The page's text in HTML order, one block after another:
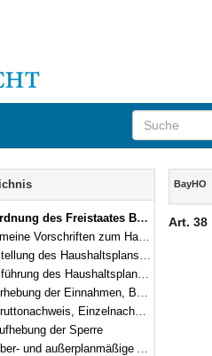
Haushaltsordnung – BayHO) Vom 8. Dezember 1971 (BayRS IV S. 664) BayRS 630-1-F (Art. 1–117)
zum Haushaltsplan (Art. 1–10)
Haushaltsplans und des Finanzplans (Art. 11–33)
des Haushaltsplans (Art. 34–69)
der Einnahmen, Bewirtschaftung der Ausgaben
Einzelnachweis
der Sperre
und außerplanmäßige Ausgaben
Inhalt
BayHO
Art. 38